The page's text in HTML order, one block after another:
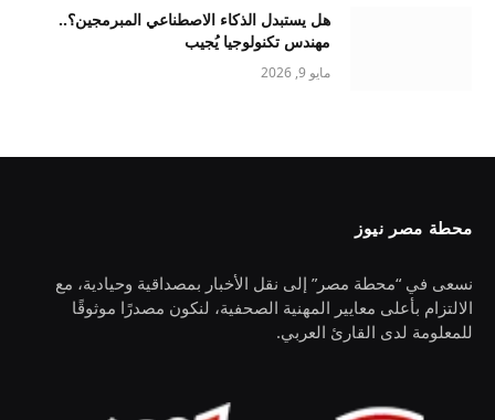
هل يستبدل الذكاء الاصطناعي المبرمجين؟..
مهندس تكنولوجيا يُجيب
مايو 9, 2026
محطة مصر نيوز
نسعى في “محطة مصر” إلى نقل الأخبار بمصداقية وحيادية، مع
الالتزام بأعلى معايير المهنية الصحفية، لنكون مصدرًا موثوقًا
للمعلومة لدى القارئ العربي.